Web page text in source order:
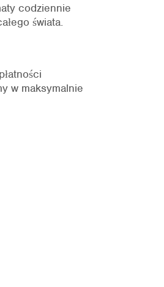
codziennie
świata.
w maksymalnie